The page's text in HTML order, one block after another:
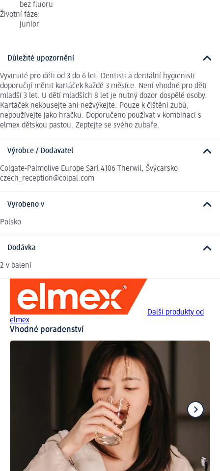
bez fluoru
Životní fáze:
junior
Důležité upozornění
Vyvinuté pro děti od 3 do 6 let. Dentisti a dentální hygienisti
doporučijí měnit kartáček každé 3 měsíce. Není vhodné pro děti
mladší 3 let. U dětí mladších 8 let je nutný dozor dospělé osoby.
Kartáček nekousejte ani nežvýkejte. Pouze k čištění zubů,
nepoužívejte jako hračku. Doporučeno používat v kombinaci s
elmex dětskou pastou. Zeptejte se svého zubaře.
Výrobce / Dodavatel
Colgate-Palmolive Europe Sarl 4106 Therwil, Švýcarsko
czech_reception@colpal.com
Vyrobeno v
Polsko
Dodávka
2 v balení
Další produkty od
elmex
Vhodné poradenství